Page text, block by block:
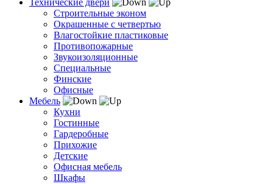
Строительные эконом
Окрашенные с четвертью
Влагостойкие пластиковые
Противопожарные
Звукоизоляционные
Специальные
Финские
Офисные
Мебель
Кухни
Гостинные
Гардеробные
Прихожие
Детские
Офисная мебель
Шкафы